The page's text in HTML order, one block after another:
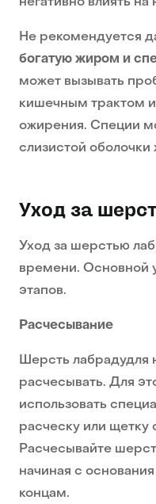
негативно влиять
Не рекомендуется
богатую жиром и
может вызывать
кишечным трактом
ожирения. Специи
слизистой
Уход за
Уход за шерстью
времени. Основной
этапов.
Расчесывание
Шерсть лабрадудля
расчесывать. Для
использовать
расческу или щетку
Расчесывайте
начиная с
концам.